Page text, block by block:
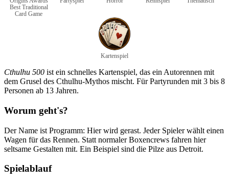
Best Traditional
Card Game
Kartenspiel
Cthulhu 500 ist ein schnelles Kartenspiel, das ein Autorennen mit
dem Grusel des Cthulhu-Mythos mischt. Für Partyrunden mit 3 bis 8
Personen ab 13 Jahren.
Worum geht's?
Der Name ist Programm: Hier wird gerast. Jeder Spieler wählt einen
Wagen für das Rennen. Statt normaler Boxencrews fahren hier
seltsame Gestalten mit. Ein Beispiel sind die Pilze aus Detroit.
Spielablauf